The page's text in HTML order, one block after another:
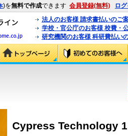
)を無料で作成できます 会員登録(無料) ロ
法人のお客様 請求書払いのご
学校・官公庁のお客様 校費・
研究機関のお客様 科研費払い
Cypress Technology